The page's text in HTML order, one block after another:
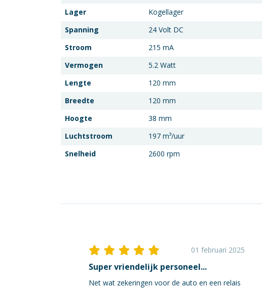
Lager
Kogellager
Spanning
24 Volt DC
Stroom
215 mA
Vermogen
5.2 Watt
Lengte
120 mm
Breedte
120 mm
Hoogte
38 mm
Luchtstroom
197 m³/uur
Snelheid
2600 rpm
01 februari 2025
Super vriendelijk personeel...
Net wat zekeringen voor de auto en een relais